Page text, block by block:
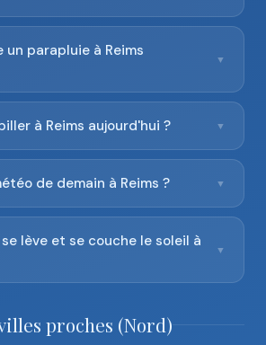
parapluie à Reims
▼
à Reims aujourd'hui ? ▼
de demain à Reims ? ▼
lève et se couche le soleil à
▼
proches (Nord)